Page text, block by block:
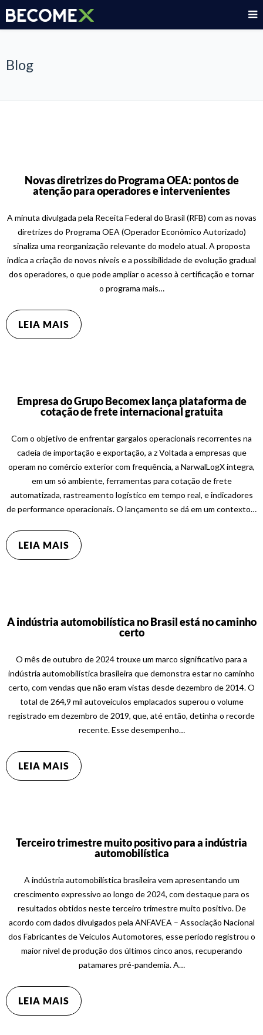
Blog
Novas diretrizes do Programa OEA: pontos de
atenção para operadores e intervenientes
A minuta divulgada pela Receita Federal do Brasil (RFB) com as novas
diretrizes do Programa OEA (Operador Econômico Autorizado)
sinaliza uma reorganização relevante do modelo atual. A proposta
indica a criação de novos níveis e a possibilidade de evolução gradual
dos operadores, o que pode ampliar o acesso à certificação e tornar
o programa mais…
LEIA MAIS
Empresa do Grupo Becomex lança plataforma de
cotação de frete internacional gratuita
Com o objetivo de enfrentar gargalos operacionais recorrentes na
cadeia de importação e exportação, a z Voltada a empresas que
operam no comércio exterior com frequência, a NarwalLogX integra,
em um só ambiente, ferramentas para cotação de frete
automatizada, rastreamento logístico em tempo real, e indicadores
de performance operacionais. O lançamento se dá em um contexto…
LEIA MAIS
A indústria automobilística no Brasil está no caminho
certo
O mês de outubro de 2024 trouxe um marco significativo para a
indústria automobilística brasileira que demonstra estar no caminho
certo, com vendas que não eram vistas desde dezembro de 2014. O
total de 264,9 mil autoveículos emplacados superou o volume
registrado em dezembro de 2019, que, até então, detinha o recorde
recente. Esse desempenho…
LEIA MAIS
Terceiro trimestre muito positivo para a indústria
automobilística
A indústria automobilística brasileira vem apresentando um
crescimento expressivo ao longo de 2024, com destaque para os
resultados obtidos neste terceiro trimestre muito positivo. De
acordo com dados divulgados pela ANFAVEA – Associação Nacional
dos Fabricantes de Veículos Automotores, esse período registrou o
maior nível de produção dos últimos cinco anos, recuperando
patamares pré-pandemia. A…
LEIA MAIS